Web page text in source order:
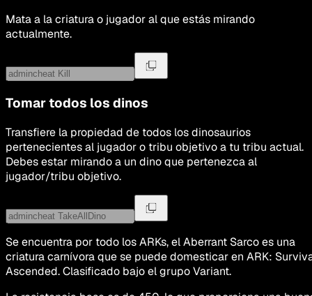
Mata a la criatura o jugador al que estás mirando
actualmente.
Tomar todos los dinos
Transfiere la propiedad de todos los dinosaurios
pertenecientes al jugador o tribu objetivo a tu tribu actual.
Debes estar mirando a un dino que pertenezca al
jugador/tribu objetivo.
Se encuentra por todo los ARKs, el Aberrant Sarco es una
criatura carnívora que se puede domesticar en ARK:
Ascended. Clasificado bajo el grupo Variant.